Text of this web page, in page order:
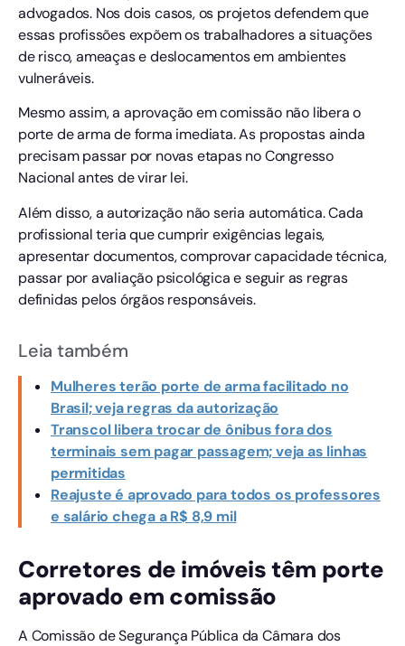
advogados. Nos dois casos, os projetos defendem que
essas profissões expõem os trabalhadores a situações
de risco, ameaças e deslocamentos em ambientes
vulneráveis.
Mesmo assim, a aprovação em comissão não libera o
porte de arma de forma imediata. As propostas ainda
precisam passar por novas etapas no Congresso
Nacional antes de virar lei.
Além disso, a autorização não seria automática. Cada
profissional teria que cumprir exigências legais,
apresentar documentos, comprovar capacidade técnica,
passar por avaliação psicológica e seguir as regras
definidas pelos órgãos responsáveis.
Leia também
Mulheres terão porte de arma facilitado no
Brasil; veja regras da autorização
Transcol libera trocar de ônibus fora dos
terminais sem pagar passagem; veja as linhas
permitidas
Reajuste é aprovado para todos os professores
e salário chega a R$ 8,9 mil
Corretores de imóveis têm porte
aprovado em comissão
A Comissão de Segurança Pública da Câmara dos